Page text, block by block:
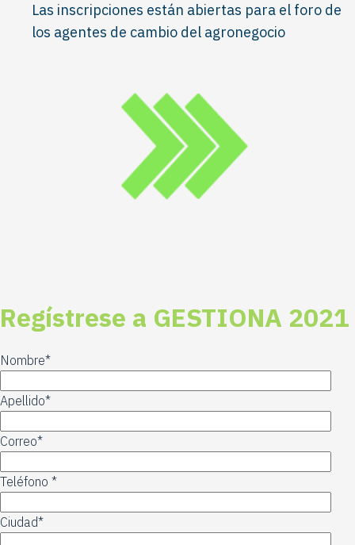
Las inscripciones están abiertas para el foro de
los agentes de cambio del agronegocio
Regístrese a GESTIONA 2021
Nombre*
Apellido*
Correo*
Teléfono *
Ciudad*